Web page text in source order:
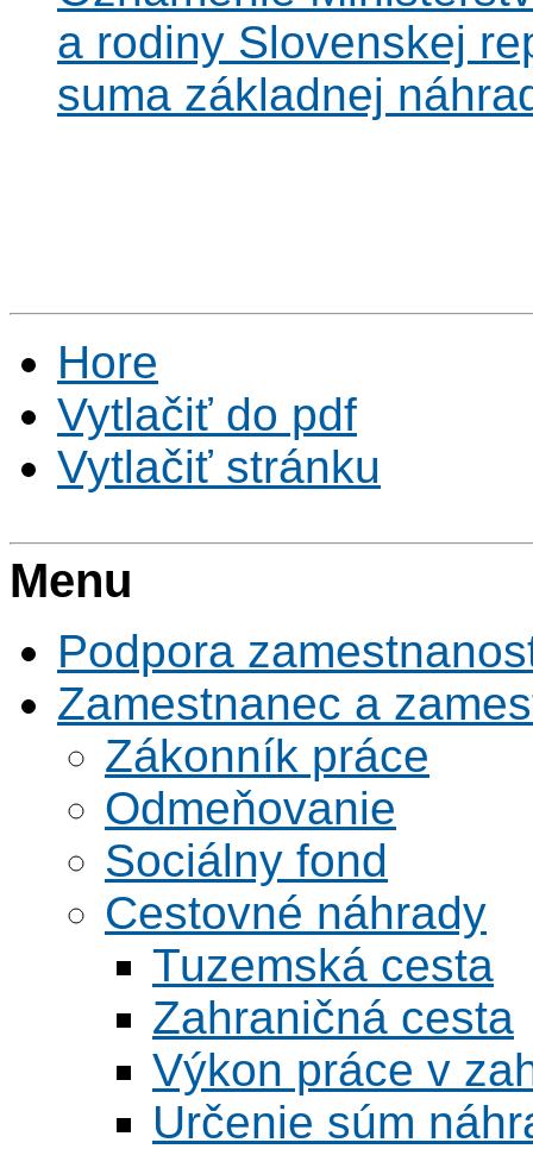
a rodiny Slovenskej
suma základnej
Hore
Vytlačiť do pdf
Vytlačiť stránku
Menu
Podpora
Zamestnanec a
Zákonník práce
Odmeňovanie
Sociálny fond
Cestovné náhrady
Tuzemská cesta
Zahraničná cesta
Výkon práce v
Určenie súm